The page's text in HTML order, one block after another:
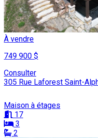
À vendre
749 900 $
Consulter
305 Rue Laforest Saint-
Maison à étages
17
3
2